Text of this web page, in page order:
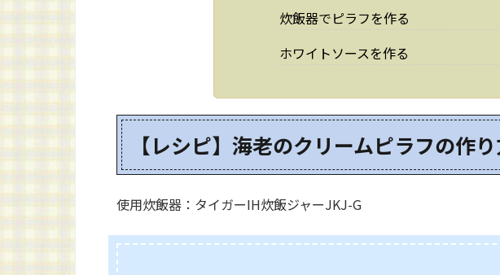
炊飯器でピラフを作る
ホワイトソースを作る
【レシピ】海老のクリームピラフの作
使用炊飯器：タイガーIH炊飯ジャーJKJ-G